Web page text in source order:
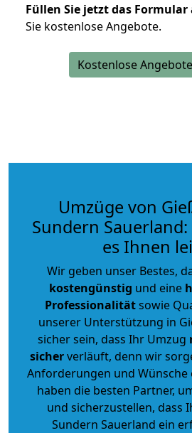
Füllen Sie jetzt das Formular
Sie kostenlose Angebote.
Kostenlose
Umzüge von
Sundern
es Ihnen
Wir geben unser Bestes,
kostengünstig und eine
Professionalitätsowie
unserer Unterstützung in
sicher sein, dass Ihr Umzug
sicherverläuft, denn wir
Anforderungen und
haben die besten Partner,
und sicherzustellen, dass
Sundern Sauerland ein